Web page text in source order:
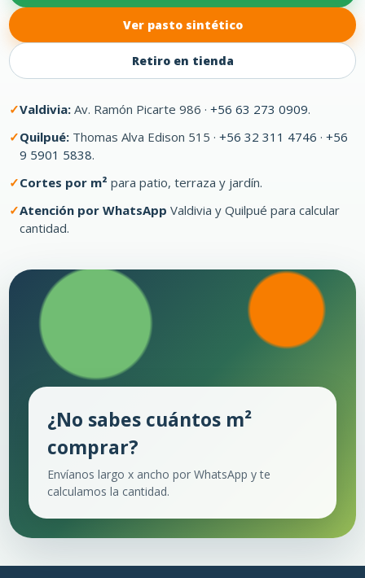
Ver pasto sintético
Retiro en tienda
Valdivia: Av. Ramón Picarte 986 · +56 63 273 0909.
Quilpué: Thomas Alva Edison 515 · +56 32 311 4746 · +56
9 5901 5838.
Cortes por m² para patio, terraza y jardín.
Atención por WhatsApp Valdivia y Quilpué para calcular
cantidad.
¿No sabes cuántos m²
comprar?
Envíanos largo x ancho por WhatsApp y te
calculamos la cantidad.